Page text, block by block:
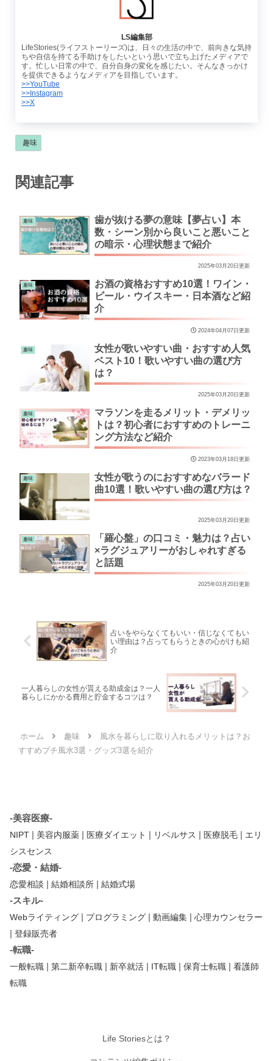
LS編集部
LifeStories(ライフストーリーズ)は、日々の生活の中で、前向きな気持
ちや自信を持てる手助けをしたいという思いで立ち上げたメディアで
す。忙しい日常の中で、自分自身の変化を感じたい。そんなきっかけ
を提供できるようなメディアを目指しています。
>>YouTube
>>Instagram
>>X
趣味
関連記事
趣味
歯が抜ける夢の意味【夢占い】本
数・シーン別から良いこと悪いこと
の暗示・心理状態まで紹介
2025年03月20日更新
趣味
お酒の資格おすすめ10選！ワイン・
ビール・ウイスキー・日本酒など紹
介
2024年04月07日更新
趣味
女性が歌いやすい曲・おすすめ人気
ベスト10！歌いやすい曲の選び方
は？
2025年03月20日更新
趣味
マラソンを走るメリット・デメリッ
トは？初心者におすすめのトレーニ
ング方法など紹介
2023年03月18日更新
趣味
女性が歌うのにおすすめなバラード
曲10選！歌いやすい曲の選び方は？
2025年03月20日更新
趣味
「羅心盤」の口コミ・魅力は？占い
×ラグジュアリーがおしゃれすぎる
と話題
2025年03月20日更新
占いをやらなくてもいい・信じなくてもい
い理由は？占ってもらうときの心がけも紹
介
一人暮らしの女性が貰える助成金は？一人
暮らしにかかる費用と貯金するコツは？
ホーム 趣味
風水を暮らしに取り入れるメリットは？お
すすめプチ風水3選・グッズ3選を紹介
-美容医療-
NIPT | 美容内服薬 | 医療ダイエット | リベルサス | 医療脱毛 | エリ
シスセンス
-恋愛・結婚-
恋愛相談 | 結婚相談所 | 結婚式場
-スキル-
Webライティング | プログラミング | 動画編集 | 心理カウンセラー
| 登録販売者
-転職-
一般転職 | 第二新卒転職 | 新卒就活 | IT転職 | 保育士転職 | 看護師
転職
Life Storiesとは？